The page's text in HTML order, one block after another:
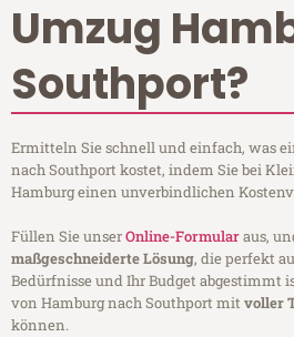
Umzug
Southport?
Ermitteln Sie schnell und einfach, was
nach Southport kostet, indem Sie bei
Hamburg einen unverbindlichen
Füllen Sie unserOnline-Formularaus,
maßgeschneiderte Lösung, die perfekt
Bedürfnisse und Ihr Budget abgestimmt
von Hamburg nach Southport mitvoller
können.